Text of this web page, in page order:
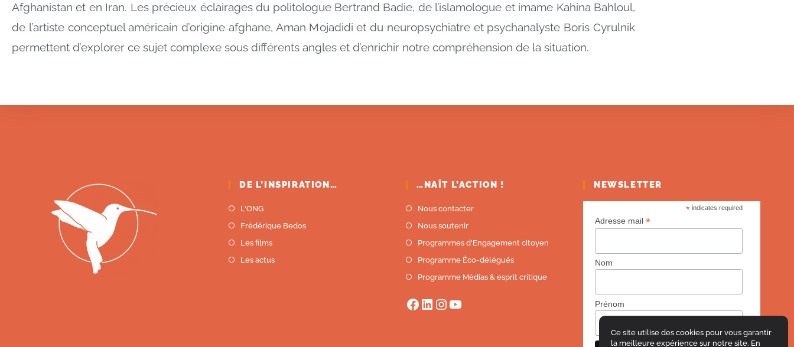
Afghanistan et en Iran. Les précieux éclairages du politologue Bertrand Badie, de l’islamologue et imame Kahina Bahloul,
de l’artiste conceptuel américain d’origine afghane, Aman Mojadidi et du neuropsychiatre et psychanalyste Boris Cyrulnik
permettent d’explorer ce sujet complexe sous différents angles et d’enrichir notre compréhension de la situation.
Ce site utilise des cookies pour vous garantir
la meilleure expérience sur notre site. En
DE L’INSPIRATION…
L'ONG
Frédérique Bedos
Les films
Les actus
…NAÎT L’ACTION !
Nous contacter
Nous soutenir
Programmes d'Engagement citoyen
Programme Éco-délégués
Programme Médias & esprit critique
NEWSLETTER
*indicates required
Adresse mail *
Nom
Prénom